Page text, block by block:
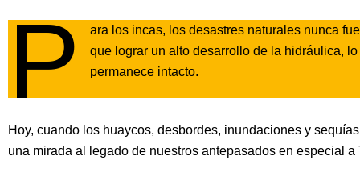
P
ara los incas, los desastres naturales nunca
que lograr un alto desarrollo de la hidráulica,
permanece intacto.
Hoy, cuando los huaycos, desbordes, inundaciones y
una mirada al legado de nuestros antepasados en especial